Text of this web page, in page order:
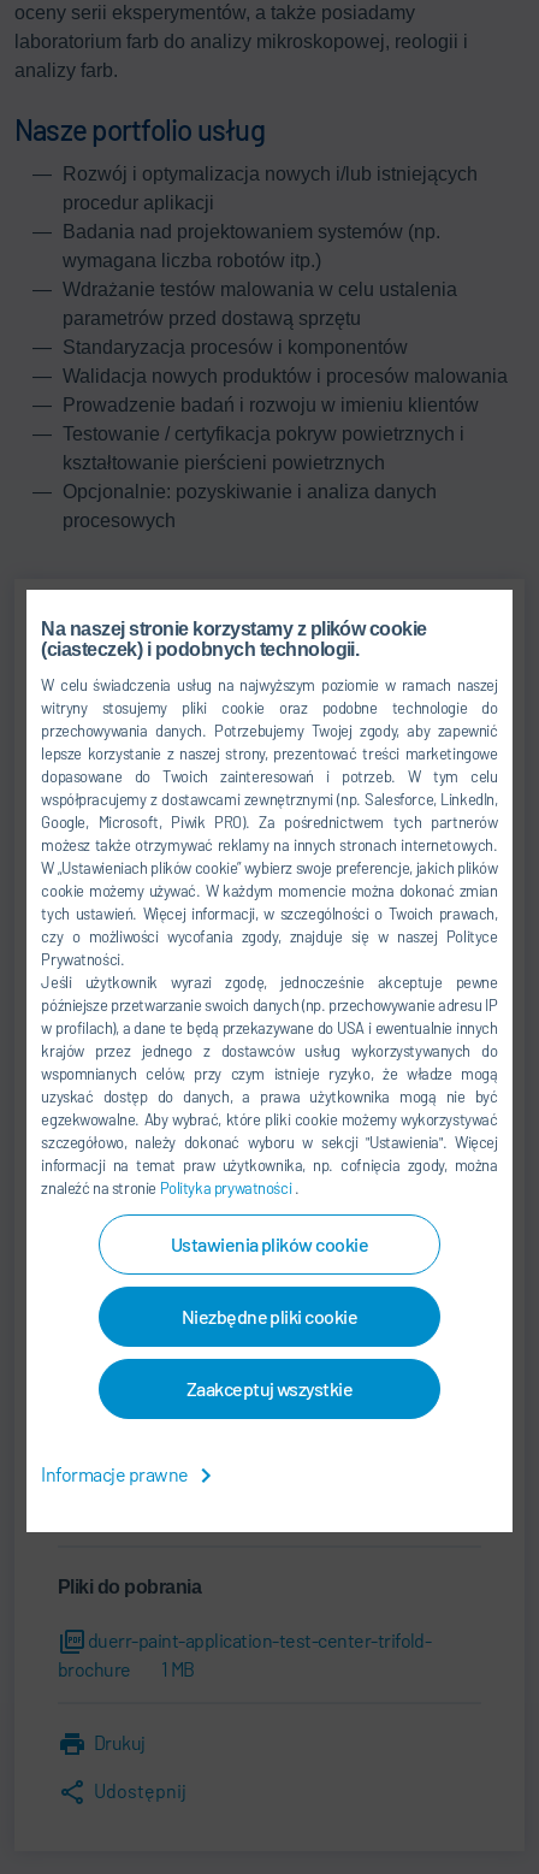
Na naszej stronie korzystamy z plików cookie
(ciasteczek) i podobnych technologii.
W celu świadczenia usług na najwyższym poziomie w ramach naszej
witryny stosujemy pliki cookie oraz podobne technologie do
przechowywania danych. Potrzebujemy Twojej zgody, aby zapewnić
lepsze korzystanie z naszej strony, prezentować treści marketingowe
dopasowane do Twoich zainteresowań i potrzeb. W tym celu
współpracujemy z dostawcami zewnętrznymi (np. Salesforce, LinkedIn,
Google, Microsoft, Piwik PRO). Za pośrednictwem tych partnerów
możesz także otrzymywać reklamy na innych stronach internetowych.
W „Ustawieniach plików cookie” wybierz swoje preferencje, jakich plików
cookie możemy używać. W każdym momencie można dokonać zmian
tych ustawień. Więcej informacji, w szczególności o Twoich prawach,
czy o możliwości wycofania zgody, znajduje się w naszej Polityce
Prywatności.
Jeśli użytkownik wyrazi zgodę, jednocześnie akceptuje pewne
późniejsze przetwarzanie swoich danych (np. przechowywanie adresu IP
w profilach), a dane te będą przekazywane do USA i ewentualnie innych
krajów przez jednego z dostawców usług wykorzystywanych do
wspomnianych celów, przy czym istnieje ryzyko, że władze mogą
uzyskać dostęp do danych, a prawa użytkownika mogą nie być
egzekwowalne. Aby wybrać, które pliki cookie możemy wykorzystywać
szczegółowo, należy dokonać wyboru w sekcji "Ustawienia". Więcej
informacji na temat praw użytkownika, np. cofnięcia zgody, można
znaleźć na stronie Polityka prywatności.
Ustawienia plików cookie
Niezbędne pliki cookie
Zaakceptuj wszystkie
Informacje prawne
oceny serii eksperymentów, a także posiadamy
laboratorium farb do analizy mikroskopowej, reologii i
analizy farb.
Nasze portfolio usług
Rozwój i optymalizacja nowych i/lub istniejących
procedur aplikacji
Badania nad projektowaniem systemów (np.
wymagana liczba robotów itp.)
Wdrażanie testów malowania w celu ustalenia
parametrów przed dostawą sprzętu
Standaryzacja procesów i komponentów
Walidacja nowych produktów i procesów malowania
Prowadzenie badań i rozwoju w imieniu klientów
Testowanie / certyfikacja pokryw powietrznych i
kształtowanie pierścieni powietrznych
Opcjonalnie: pozyskiwanie i analiza danych
procesowych
Rainer Laufer
Manager
R&D/TEST CENTER PAINT
+49 7142 78-2240
+49 160 97244548
Rainer.Laufer@durr.com
Dürr Systems AG
74321 Bietigheim-Bissingen
Niemcy
Tom Bucknell
Senior Manager
TEST CENTER USA
+1 248 450-2076
Tom.Bucknell@durrusa.com
Dürr Systems LLC
Pliki do pobrania
duerr-paint-application-test-center-trifold-
brochure
1 MB
Drukuj
Udostępnij